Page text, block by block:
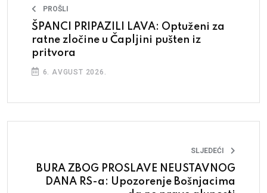
PROŠLI
ŠPANCI PRIPAZILI LAVA: Optuženi za
ratne zločine u Čapljini pušten iz
pritvora
6. AVGUST 2026.
SLJEDEĆI
BURA ZBOG PROSLAVE NEUSTAVNOG
DANA RS-a: Upozorenje Bošnjacima